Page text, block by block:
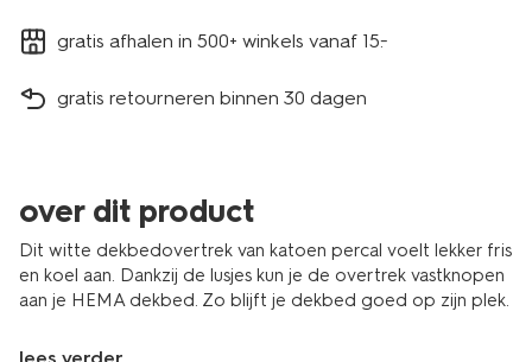
gratis afhalen in 500+ winkels vanaf 15.-
gratis retourneren binnen 30 dagen
over dit product
Dit witte dekbedovertrek van katoen percal voelt lekker fris
en koel aan. Dankzij de lusjes kun je de overtrek vastknopen
aan je HEMA dekbed. Zo blijft je dekbed goed op zijn plek.